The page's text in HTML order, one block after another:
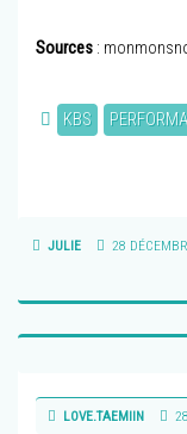
Sources :
KBS
JULIE 28
LOVE.TAEMIIN